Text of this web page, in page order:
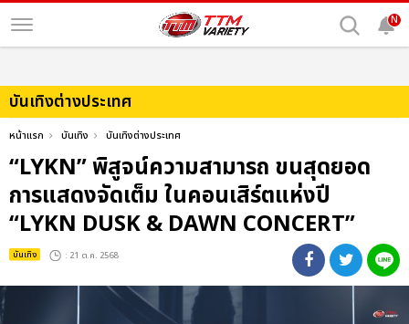
N
บันเทิงต่างประเทศ
หน้าแรก บันเทิง บันเทิงต่างประเทศ
“LYKN” พิสูจน์ความสามารถ ขนสุดยอด
การแสดงจัดเต็ม ในคอนเสิร์ตแห่งปี
“LYKN DUSK & DAWN CONCERT”
บันเทิง : 21 ต.ค. 2568